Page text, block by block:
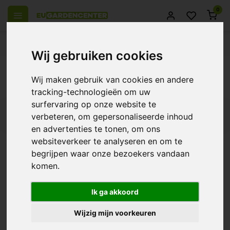
Wij gebruiken cookies
Wij maken gebruik van cookies en andere
tracking-technologieën om uw
surfervaring op onze website te
verbeteren, om gepersonaliseerde inhoud
en advertenties te tonen, om ons
websiteverkeer te analyseren en om te
begrijpen waar onze bezoekers vandaan
komen.
Ik ga akkoord
Wijzig mijn voorkeuren
0
Products tagged with Flange bushing
€2,33